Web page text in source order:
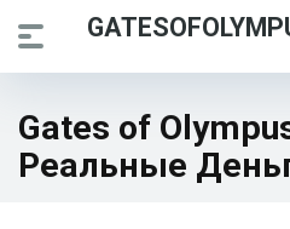
Gates of
Реальные